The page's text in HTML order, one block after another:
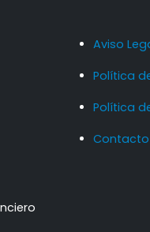
Aviso
Política
Política
Contacto